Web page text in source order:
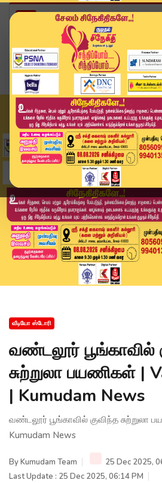
Home
வீடியோ ஸ்டோரி
வண்டலூர் பூங்காவில் குவிந்த
வீடியோ ஸ்டோரி
வண்டலூர் பூங்காவில்
சுற்றுலா பயணிகள் |
| Kumudam News
வண்டலூர் பூங்காவில் குவிந்த சுற்றுலா
Kumudam News
ByKumudam Team
25 Dec 2025,
Last Update : 25 Dec 2025, 06:14 PM